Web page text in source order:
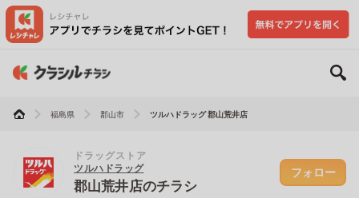
福島県 郡山市 ツルハドラッグ 郡山荒井店
ドラッグストア
ツルハドラッグ
郡山荒井店のチラシ
フォロー